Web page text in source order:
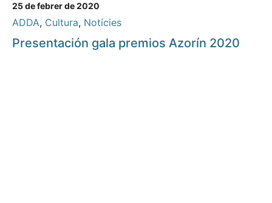
25 de febrer de 2020
ADDA, Cultura, Notícies
Presentación gala premios Azorín 2020